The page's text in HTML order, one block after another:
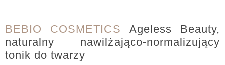
BEBIO COSMETICS Ageless Beauty,
naturalny nawilżająco-normalizujący
tonik do twarzy